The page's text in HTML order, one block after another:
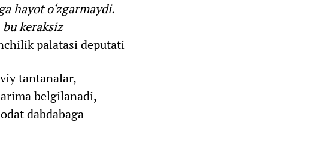
hayot o‘zgarmaydi.
keraksiz
palatasi deputati
tantanalar,
belgilanadi,
dabdabaga